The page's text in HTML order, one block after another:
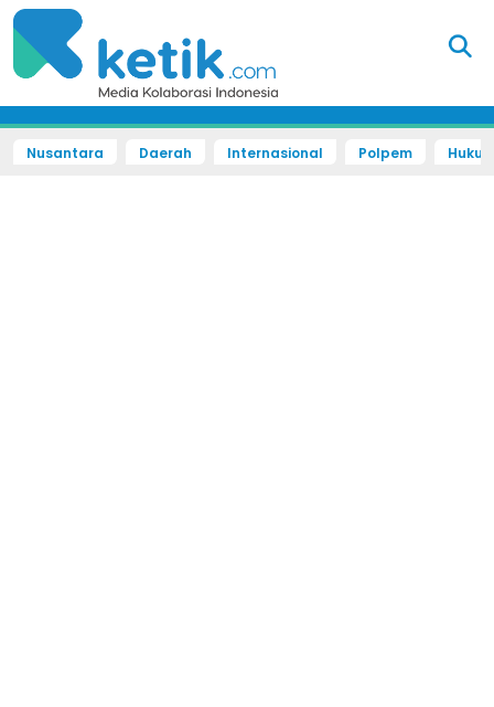
Nusantara Daerah Internasional Polpem